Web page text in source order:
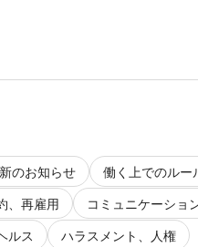
のお知らせ
働く上でのルー
、再雇用
コミュニケーショ
ルス
ハラスメント、人権